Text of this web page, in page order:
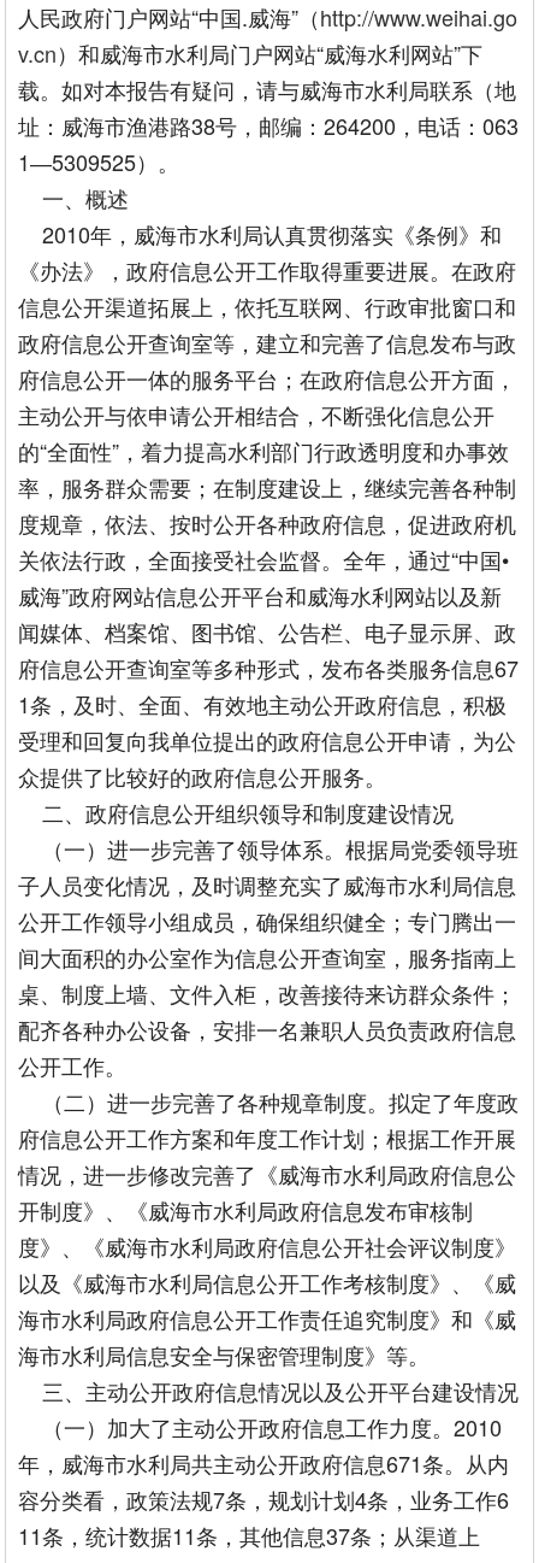
人民政府门户网站“中国.威海”（http://www.weihai.go
v.cn）和威海市水利局门户网站“威海水利网站”下
载。如对本报告有疑问，请与威海市水利局联系（地
址：威海市渔港路38号，邮编：264200，电话：063
1―5309525）。
一、概述
2010年，威海市水利局认真贯彻落实《条例》和
《办法》，政府信息公开工作取得重要进展。在政府
信息公开渠道拓展上，依托互联网、行政审批窗口和
政府信息公开查询室等，建立和完善了信息发布与政
府信息公开一体的服务平台；在政府信息公开方面，
主动公开与依申请公开相结合，不断强化信息公开
的“全面性”，着力提高水利部门行政透明度和办事效
率，服务群众需要；在制度建设上，继续完善各种制
度规章，依法、按时公开各种政府信息，促进政府机
关依法行政，全面接受社会监督。全年，通过“中国•
威海”政府网站信息公开平台和威海水利网站以及新
闻媒体、档案馆、图书馆、公告栏、电子显示屏、政
府信息公开查询室等多种形式，发布各类服务信息67
1条，及时、全面、有效地主动公开政府信息，积极
受理和回复向我单位提出的政府信息公开申请，为公
众提供了比较好的政府信息公开服务。
二、政府信息公开组织领导和制度建设情况
（一）进一步完善了领导体系。根据局党委领导班
子人员变化情况，及时调整充实了威海市水利局信息
公开工作领导小组成员，确保组织健全；专门腾出一
间大面积的办公室作为信息公开查询室，服务指南上
桌、制度上墙、文件入柜，改善接待来访群众条件；
配齐各种办公设备，安排一名兼职人员负责政府信息
公开工作。
（二）进一步完善了各种规章制度。拟定了年度政
府信息公开工作方案和年度工作计划；根据工作开展
情况，进一步修改完善了《威海市水利局政府信息公
开制度》、《威海市水利局政府信息发布审核制
度》、《威海市水利局政府信息公开社会评议制度》
以及《威海市水利局信息公开工作考核制度》、《威
海市水利局政府信息公开工作责任追究制度》和《威
海市水利局信息安全与保密管理制度》等。
三、主动公开政府信息情况以及公开平台建设情况
（一）加大了主动公开政府信息工作力度。2010
年，威海市水利局共主动公开政府信息671条。从内
容分类看，政策法规7条，规划计划4条，业务工作6
11条，统计数据11条，其他信息37条；从渠道上